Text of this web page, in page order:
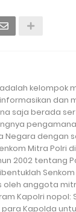
kelompok
dan
saja berada
Negara dengan
Mitra Polri
2002 tentang
anggota
Kapolri nopol:
Kapolda